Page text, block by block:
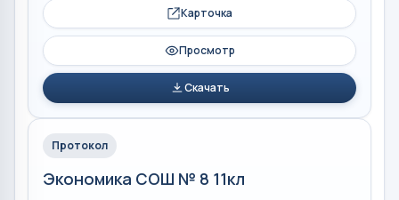
Карточка
Просмотр
Скачать
Протокол
Экономика СОШ № 8 11кл